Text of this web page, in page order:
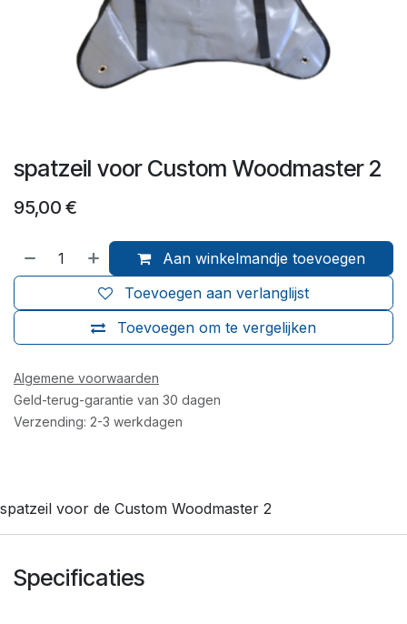
spatzeil voor Custom Woodmaster 2
95,00 €
Aan winkelmandje toevoegen
Toevoegen om te vergelijken
Toevoegen aan verlanglijst
Algemene voorwaarden
Geld-terug-garantie van 30 dagen
Verzending: 2-3 werkdagen
spatzeil voor de Custom Woodmaster 2
Specificaties